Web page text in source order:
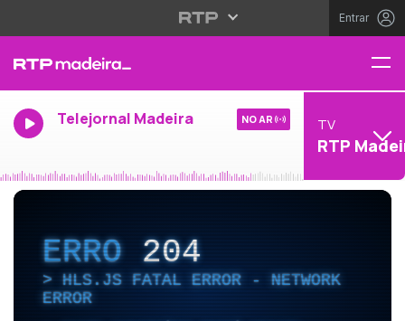
Entrar
Telejornal Madeira NO AR TV
RTP
ERRO204
HLS.JS FATAL ERROR - NETWORK
ERROR